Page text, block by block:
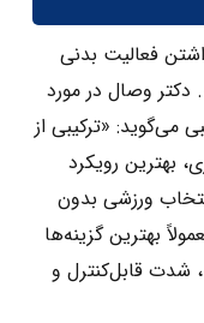
فعالیت بدنی
دکتر وصال در مورد
می‌گوید: «ترکیبی از
بهترین رویکرد
ورزشی بدون
بهترین گزینه‌ها
شدت قابل‌کنترل و